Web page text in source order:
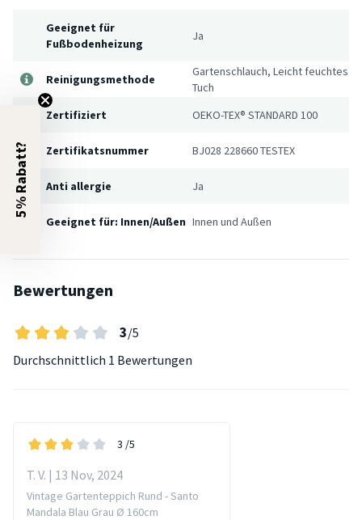
Geeignet für
Fußbodenheizung
Ja
Reinigungsmethode
Gartenschlauch, Leicht feuchtes
Tuch
Zertifiziert
OEKO-TEX® STANDARD 100
Zertifikatsnummer BJ028 228660 TESTEX
Anti allergie Ja
Geeignet für: Innen/Außen Innen und Außen
Bewertungen
3/5
Durchschnittlich 1 Bewertungen
3 /5
T. V. | 13 Nov, 2024
Vintage Gartenteppich Rund - Santo
Mandala Blau Grau Ø 160cm
5% Rabatt?